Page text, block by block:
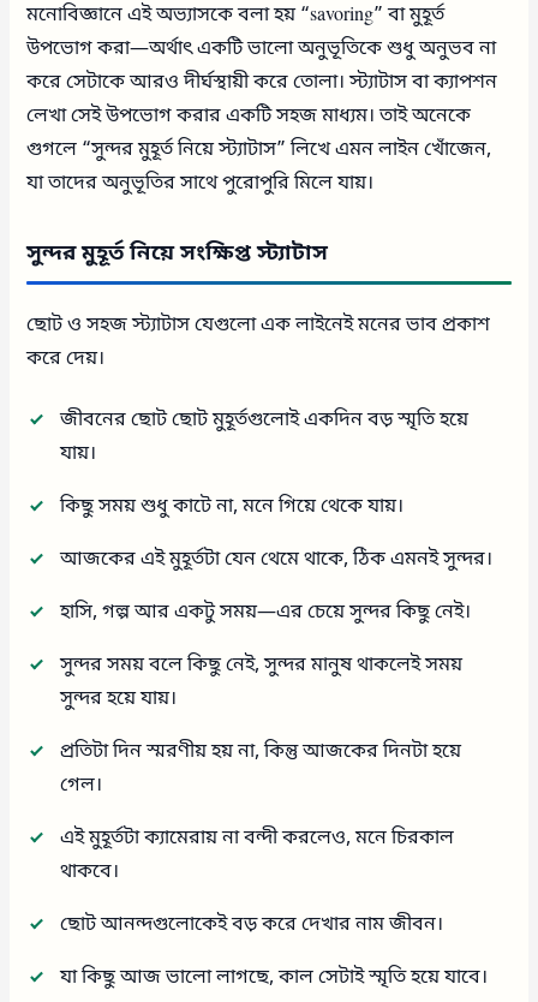
মনোবিজ্ঞানে এই অভ্যাসকে বলা হয় “savoring” বা মুহূর্ত
উপভোগ করা—অর্থাৎ একটি ভালো অনুভূতিকে শুধু অনুভব না
করে সেটাকে আরও দীর্ঘস্থায়ী করে তোলা। স্ট্যাটাস বা ক্যাপশন
লেখা সেই উপভোগ করার একটি সহজ মাধ্যম। তাই অনেকে
গুগলে “সুন্দর মুহূর্ত নিয়ে স্ট্যাটাস” লিখে এমন লাইন খোঁজেন,
যা তাদের অনুভূতির সাথে পুরোপুরি মিলে যায়।
সুন্দর মুহূর্ত নিয়ে সংক্ষিপ্ত স্ট্যাটাস
ছোট ও সহজ স্ট্যাটাস যেগুলো এক লাইনেই মনের ভাব প্রকাশ
করে দেয়।
জীবনের ছোট ছোট মুহূর্তগুলোই একদিন বড় স্মৃতি হয়ে
যায়।
কিছু সময় শুধু কাটে না, মনে গিয়ে থেকে যায়।
আজকের এই মুহূর্তটা যেন থেমে থাকে, ঠিক এমনই সুন্দর।
হাসি, গল্প আর একটু সময়—এর চেয়ে সুন্দর কিছু নেই।
সুন্দর সময় বলে কিছু নেই, সুন্দর মানুষ থাকলেই সময়
সুন্দর হয়ে যায়।
প্রতিটা দিন স্মরণীয় হয় না, কিন্তু আজকের দিনটা হয়ে
গেল।
এই মুহূর্তটা ক্যামেরায় না বন্দী করলেও, মনে চিরকাল
থাকবে।
ছোট আনন্দগুলোকেই বড় করে দেখার নাম জীবন।
যা কিছু আজ ভালো লাগছে, কাল সেটাই স্মৃতি হয়ে যাবে।